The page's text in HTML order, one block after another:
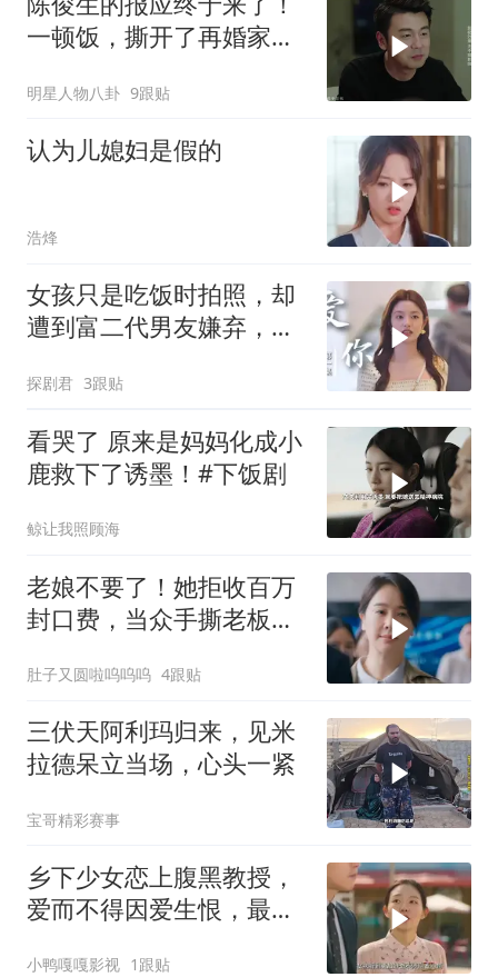
一顿饭，撕开了再婚家庭
明星人物八卦 9跟贴
认为儿媳妇是假的
浩烽
女孩只是吃饭时拍照，却
遭到富二代男友嫌弃，下
探剧君 3跟贴
看哭了 原来是妈妈化成小
鹿救下了诱墨！#下饭剧
鲸让我照顾海
老娘不要了！她拒收百万
封口费，当众手撕老板踢
肚子又圆啦呜呜呜 4跟贴
三伏天阿利玛归来，见米
拉德呆立当场，心头一紧
宝哥精彩赛事
乡下少女恋上腹黑教授，
爱而不得因爱生恨，最终
小鸭嘎嘎影视 1跟贴